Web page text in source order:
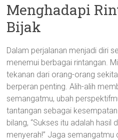
Menghadapi
Bijak
Dalam perjalanan menjadi diri
menemui berbagai rintangan.
tekanan dari orang-orang
berperan penting. Alih-alih
semangatmu, ubah
tantangan sebagai
bilang, “Sukses itu adalah hasil
menyerah!” Jaga semangatmu